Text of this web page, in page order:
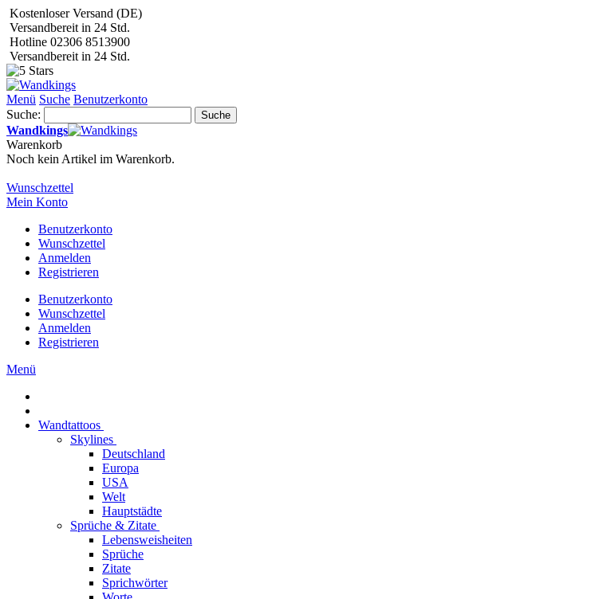
Kostenloser Versand (DE)
Versandbereit in 24 Std.
Hotline 02306 8513900
Versandbereit in 24 Std.
Menü Suche Benutzerkonto
Suche:
Suche
Wandkings
Warenkorb
Noch kein Artikel im Warenkorb.
Wunschzettel
Mein Konto
Benutzerkonto
Wunschzettel
Anmelden
Registrieren
Benutzerkonto
Wunschzettel
Anmelden
Registrieren
Menü
Wandtattoos
Skylines
Deutschland
Europa
USA
Welt
Hauptstädte
Sprüche & Zitate
Lebensweisheiten
Sprüche
Zitate
Sprichwörter